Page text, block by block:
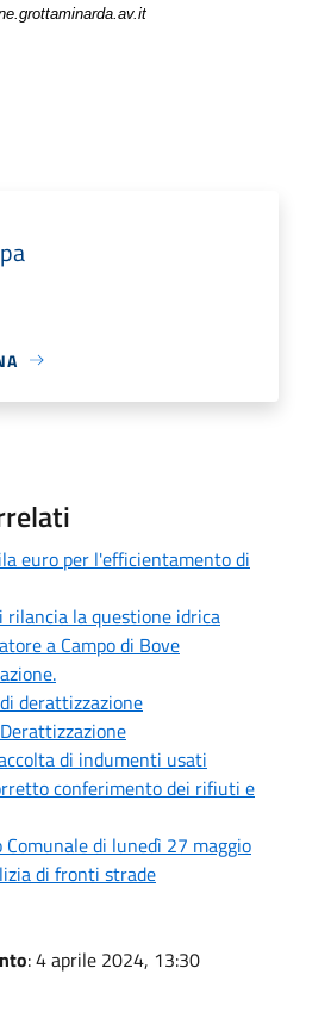
euro per l'efficientamento di
rilancia la questione idrica
a Campo di Bove
derattizzazione
di indumenti usati
conferimento dei rifiuti e
Comunale di lunedì 27 maggio
di fronti strade
: 4 aprile 2024, 13:30